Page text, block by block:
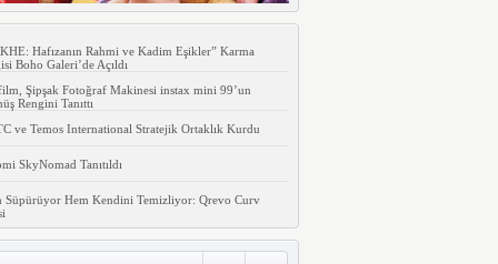
Hafızanın Rahmi ve Kadim Eşikler” Karma
Boho Galeri’de Açıldı
Şipşak Fotoğraf Makinesi instax mini 99’un
Rengini Tanıttı
ve Temos International Stratejik Ortaklık Kurdu
SkyNomad Tanıtıldı
Süpürüyor Hem Kendini Temizliyor: Qrevo Curv